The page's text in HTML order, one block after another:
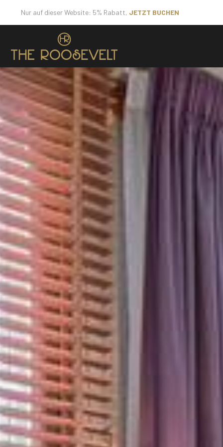
Nur auf dieser Website: 5% Rabatt, JETZT BUCHEN